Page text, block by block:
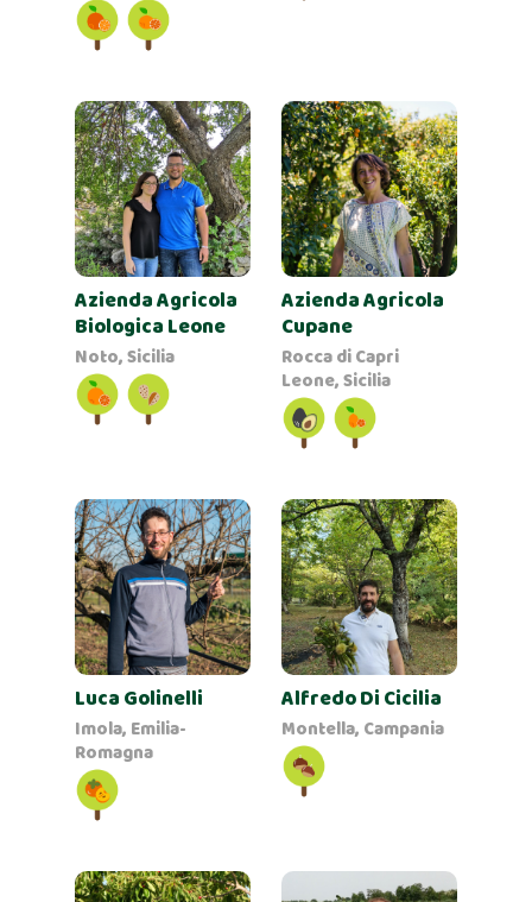
Azienda Agricola
Biologica Leone
Noto, Sicilia
Azienda Agricola
Cupane
Rocca di Capri
Leone, Sicilia
Luca Golinelli
Imola, Emilia-
Romagna
Alfredo Di Cicilia
Montella, Campania